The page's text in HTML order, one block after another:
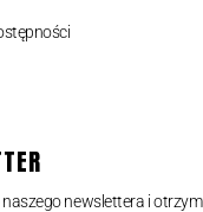
naszego newslettera i